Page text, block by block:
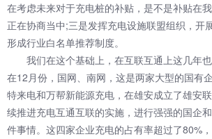
在考虑未来对于充电桩的补贴，是不是补贴在
正在协商当中;三是发挥充电设施联盟组织，开
形成行业白名单推荐制度。
我们在这个基础上，在互联互通上这几年
在12月份，国网、南网，这是两家大型的国有
特来电和万帮新能源充电，在雄安成立了雄安
续推进充电互通互联的实施，进行强强的国企
件事情。这四家企业充电的占有率超过了80%